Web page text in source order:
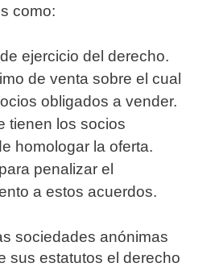
como:
ejercicio del derecho.
de venta sobre el cual
obligados a vender.
tienen los socios
homologar la oferta.
penalizar el
a estos acuerdos.
sociedades anónimas
sus estatutos el derecho